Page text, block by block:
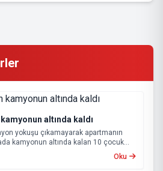
altında kaldı
yokuşu çıkamayarak apartmanın
kamyonun altında kalan 10 çocuk
hayatını kaybetti.
Oku